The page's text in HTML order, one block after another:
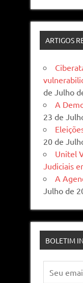
ARTIGOS
de Julho
A
23 de
20 de
Unitel
Judiciais
A
Julho de
BOLETIM